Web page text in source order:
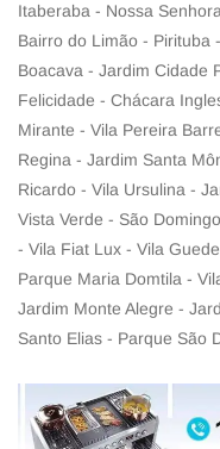
Itaberaba - Nossa
Bairro do Limão - Pirituba
Boacava - Jardim Cidade
Felicidade - Chácara
Mirante - Vila Pereira
Regina - Jardim Santa
Ricardo - Vila Ursulina -
Vista Verde - São
- Vila Fiat Lux - Vila
Parque Maria Domtila -
Jardim Monte Alegre -
Santo Elias - Parque São